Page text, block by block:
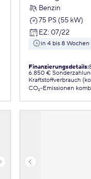
Benzin
75 PS (55 kW)
EZ: 07/22
in 4 bis 8 Wochen
Finanzierungsdetails:
6.850 €
Kraftstoffverbrauch
CO₂-Emissionen